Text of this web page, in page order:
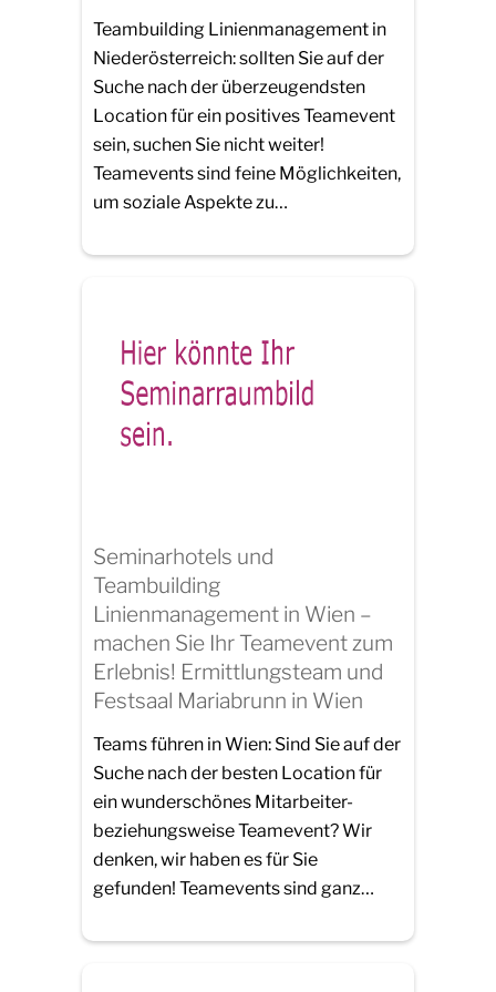
Teambuilding Linienmanagement in
Niederösterreich: sollten Sie auf der
Suche nach der überzeugendsten
Location für ein positives Teamevent
sein, suchen Sie nicht weiter!
Teamevents sind feine Möglichkeiten,
um soziale Aspekte zu…
Seminarhotels und
Teambuilding
Linienmanagement in Wien –
machen Sie Ihr Teamevent zum
Erlebnis! Ermittlungsteam und
Festsaal Mariabrunn in Wien
Teams führen in Wien: Sind Sie auf der
Suche nach der besten Location für
ein wunderschönes Mitarbeiter-
beziehungsweise Teamevent? Wir
denken, wir haben es für Sie
gefunden! Teamevents sind ganz…